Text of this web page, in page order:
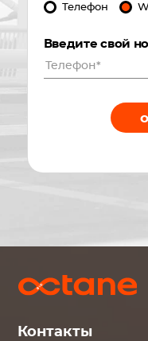
Телефон
Введите свой
Контакты